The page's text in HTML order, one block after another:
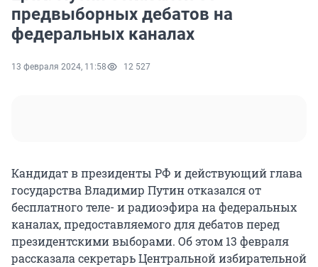
предвыборных дебатов на
федеральных каналах
13 февраля 2024, 11:58 12 527
Кандидат в президенты РФ и действующий глава
государства Владимир Путин отказался от
бесплатного теле- и радиоэфира на федеральных
каналах, предоставляемого для дебатов перед
президентскими выборами. Об этом 13 февраля
рассказала секретарь Центральной избирательной